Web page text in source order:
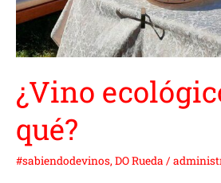
¿Vino
qué?
#sabiendodevinos,DO Rueda /